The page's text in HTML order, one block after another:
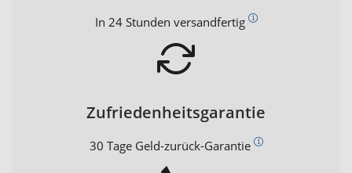
In 24 Stunden versandfertig
Zufriedenheitsgarantie
30 Tage Geld-zurück-Garantie